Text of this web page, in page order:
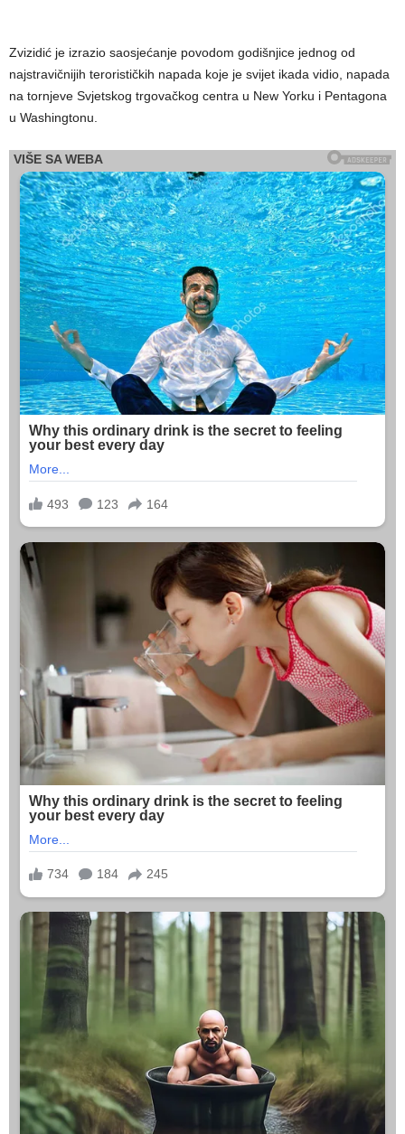
Zvizidić je izrazio saosjećanje povodom godišnjice jednog od
najstravičnijih terorističkih napada koje je svijet ikada vidio, napada
na tornjeve Svjetskog trgovačkog centra u New Yorku i Pentagona
u Washingtonu.